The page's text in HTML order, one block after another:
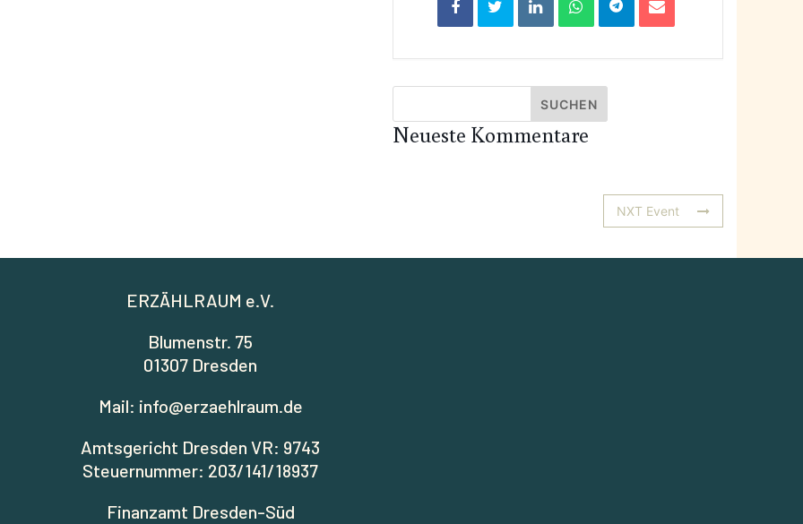
Neueste Kommentare
NXT Event
ERZÄHLRAUM e.V.
Blumenstr. 75
01307 Dresden
Mail: info@erzaehlraum.de
Amtsgericht Dresden VR: 9743
Steuernummer: 203/141/18937
Finanzamt Dresden-Süd